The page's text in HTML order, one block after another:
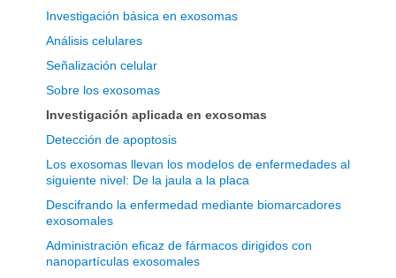
Investigación básica en exosomas
Análisis celulares
Señalización celular
Sobre los exosomas
Investigación aplicada en exosomas
Detección de apoptosis
Los exosomas llevan los modelos de enfermedades al
siguiente nivel: De la jaula a la placa
Descifrando la enfermedad mediante biomarcadores
exosomales
Administración eficaz de fármacos dirigidos con
nanopartículas exosomales